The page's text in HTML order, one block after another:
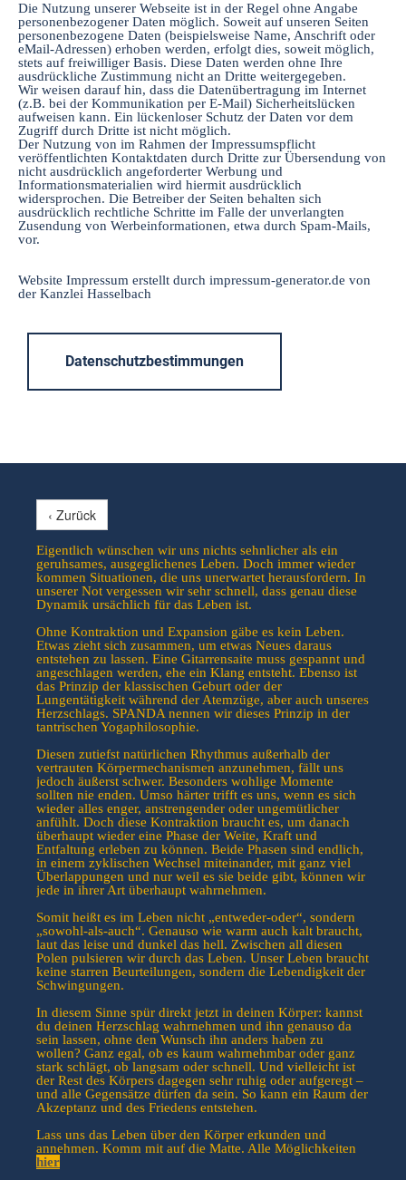
Die Nutzung unserer Webseite ist in der Regel ohne Angabe
personenbezogener Daten möglich. Soweit auf unseren Seiten
personenbezogene Daten (beispielsweise Name, Anschrift oder
eMail-Adressen) erhoben werden, erfolgt dies, soweit möglich,
stets auf freiwilliger Basis. Diese Daten werden ohne Ihre
ausdrückliche Zustimmung nicht an Dritte weitergegeben.
Wir weisen darauf hin, dass die Datenübertragung im Internet
(z.B. bei der Kommunikation per E-Mail) Sicherheitslücken
aufweisen kann. Ein lückenloser Schutz der Daten vor dem
Zugriff durch Dritte ist nicht möglich.
Der Nutzung von im Rahmen der Impressumspflicht
veröffentlichten Kontaktdaten durch Dritte zur Übersendung von
nicht ausdrücklich angeforderter Werbung und
Informationsmaterialien wird hiermit ausdrücklich
widersprochen. Die Betreiber der Seiten behalten sich
ausdrücklich rechtliche Schritte im Falle der unverlangten
Zusendung von Werbeinformationen, etwa durch Spam-Mails,
vor.
Website Impressum erstellt durch impressum-generator.de von
der Kanzlei Hasselbach
Datenschutzbestimmungen
‹ Zurück
Eigentlich wünschen wir uns nichts sehnlicher als ein
geruhsames, ausgeglichenes Leben. Doch immer wieder
kommen Situationen, die uns unerwartet herausfordern. In
unserer Not vergessen wir sehr schnell, dass genau diese
Dynamik ursächlich für das Leben ist.
Ohne Kontraktion und Expansion gäbe es kein Leben.
Etwas zieht sich zusammen, um etwas Neues daraus
entstehen zu lassen. Eine Gitarrensaite muss gespannt und
angeschlagen werden, ehe ein Klang entsteht. Ebenso ist
das Prinzip der klassischen Geburt oder der
Lungentätigkeit während der Atemzüge, aber auch unseres
Herzschlags. SPANDA nennen wir dieses Prinzip in der
tantrischen Yogaphilosophie.
Diesen zutiefst natürlichen Rhythmus außerhalb der
vertrauten Körpermechanismen anzunehmen, fällt uns
jedoch äußerst schwer. Besonders wohlige Momente
sollten nie enden. Umso härter trifft es uns, wenn es sich
wieder alles enger, anstrengender oder ungemütlicher
anfühlt. Doch diese Kontraktion braucht es, um danach
überhaupt wieder eine Phase der Weite, Kraft und
Entfaltung erleben zu können. Beide Phasen sind endlich,
in einem zyklischen Wechsel miteinander, mit ganz viel
Überlappungen und nur weil es sie beide gibt, können wir
jede in ihrer Art überhaupt wahrnehmen.
Somit heißt es im Leben nicht „entweder-oder“, sondern
„sowohl-als-auch“. Genauso wie warm auch kalt braucht,
laut das leise und dunkel das hell. Zwischen all diesen
Polen pulsieren wir durch das Leben. Unser Leben braucht
keine starren Beurteilungen, sondern die Lebendigkeit der
Schwingungen.
In diesem Sinne spür direkt jetzt in deinen Körper: kannst
du deinen Herzschlag wahrnehmen und ihn genauso da
sein lassen, ohne den Wunsch ihn anders haben zu
wollen? Ganz egal, ob es kaum wahrnehmbar oder ganz
stark schlägt, ob langsam oder schnell. Und vielleicht ist
der Rest des Körpers dagegen sehr ruhig oder aufgeregt –
und alle Gegensätze dürfen da sein. So kann ein Raum der
Akzeptanz und des Friedens entstehen.
Lass uns das Leben über den Körper erkunden und
annehmen. Komm mit auf die Matte. Alle Möglichkeiten
hier